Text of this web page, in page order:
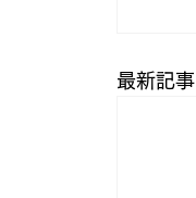
最新記事